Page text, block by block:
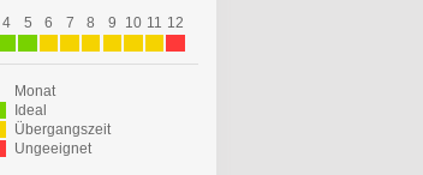
4 5 6 7 8 9 10 11 12
Monat
Ideal
Übergangszeit
Ungeeignet